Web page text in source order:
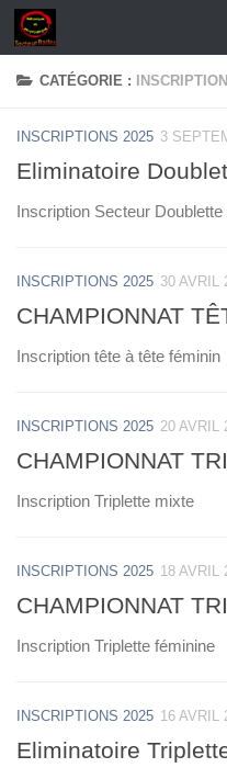
Skip to content
CATÉGORIE :
INSCRIPTIONS 2025 3
Eliminatoire
Inscription Secteur
INSCRIPTIONS 2025 30 AVRIL
CHAMPIONNAT
Inscription tête à tête féminin
INSCRIPTIONS 2025 20 AVRIL
CHAMPIONNAT
Inscription Triplette mixte
INSCRIPTIONS 2025 18 AVRIL
CHAMPIONNAT
Inscription Triplette féminine
INSCRIPTIONS 2025 16 AVRIL
Eliminatoire